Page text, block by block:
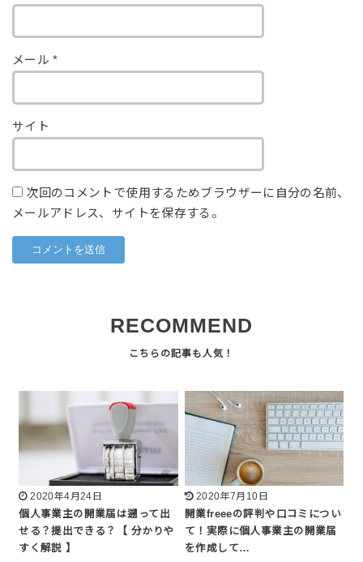
メール*
サイト
次回のコメントで使用するためブラウザーに自分の名前、
メールアドレス、サイトを保存する。
RECOMMEND
2020年4月24日
個人事業主の開業届は遡って出
せる？提出できる？【 分かりや
すく解説 】
2020年7月10日
開業freeeの評判や口コミについ
て！実際に個人事業主の開業届
を作成して…